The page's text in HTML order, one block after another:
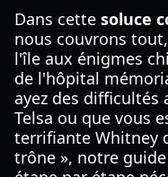
Dans cette soluce
nous couvrons
l'île aux énigmes
de l'hôpital
ayez des difficultés
Telsa ou que vous
terrifiante Whitney
trône », notre